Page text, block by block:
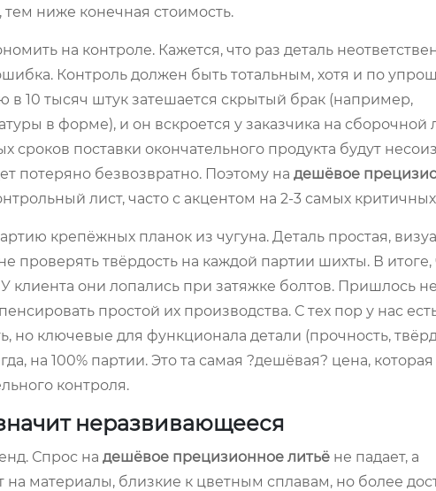
ниже конечная стоимость.
на контроле. Кажется, что раз деталь
Контроль должен быть тотальным, хотя и по
10 тысяч штук затешается скрытый брак (например,
в форме), и он вскроется у заказчика на сборочной
сроков поставки окончательного продукта будут
потеряно безвозвратно. Поэтому на дешёвое
лист, часто с акцентом на 2-3 самых
крепёжных планок из чугуна. Деталь простая,
твёрдость на каждой партии шихты. В итоге,
клиента они лопались при затяжке болтов. Пришлось
простой их производства. С тех пор у нас
но ключевые для функционала детали (прочность,
на 100% партии. Это та самая ?дешёвая? цена,
контроля.
неразвивающееся
Спрос на дешёвое прецизионное литьё не падает, а
материалы, близкие к цветным сплавам, но более